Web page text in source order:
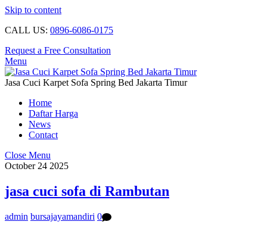
Skip to content
CALL US: 0896-6086-0175
Request a Free Consultation
Menu
Jasa Cuci Karpet Sofa Spring Bed Jakarta Timur
Home
Daftar Harga
News
Contact
Close Menu
October 24 2025
jasa cuci sofa di Rambutan
admin bursajayamandiri 0